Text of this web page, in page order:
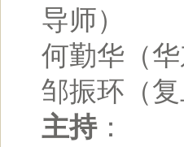
导师）
何勤华（
邹振环（
主持：